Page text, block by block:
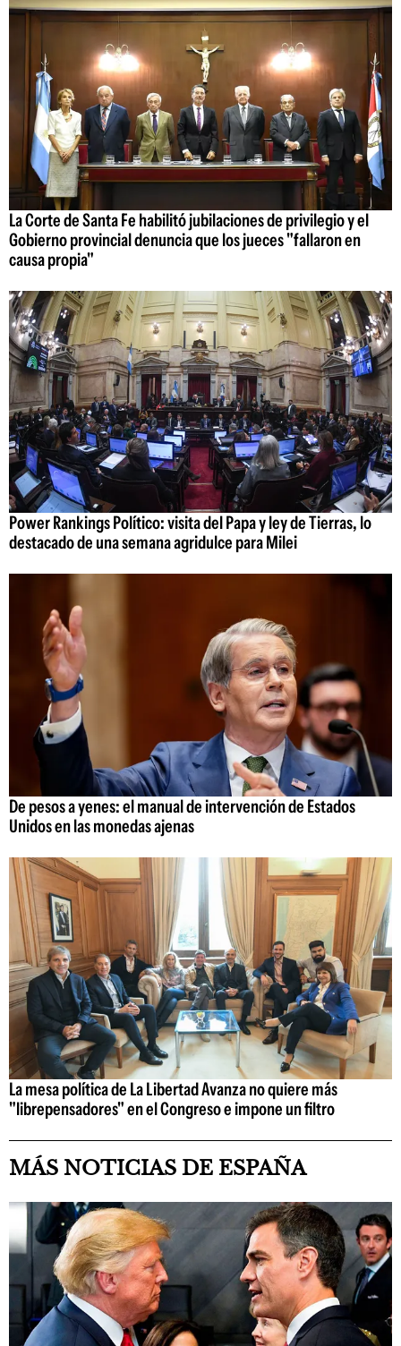
La Corte de Santa Fe habilitó jubilaciones de privilegio y el
Gobierno provincial denuncia que los jueces "fallaron en
causa propia"
Power Rankings Político: visita del Papa y ley de Tierras, lo
destacado de una semana agridulce para Milei
De pesos a yenes: el manual de intervención de Estados
Unidos en las monedas ajenas
La mesa política de La Libertad Avanza no quiere más
"librepensadores" en el Congreso e impone un filtro
MÁS NOTICIAS DE ESPAÑA